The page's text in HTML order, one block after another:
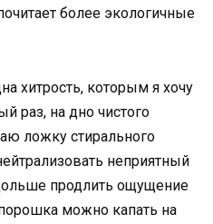
более экологичные
хитрость, которым я хочу
раз, на дно чистого
ложку стирального
неприятный
продлить ощущение
можно капать на